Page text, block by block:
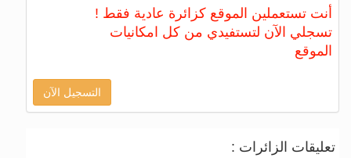
أنت تستعملين الموقع كزائرة عادية فقط !
تسجلي الآن لتستفيدي من كل امكانيات
الموقع
التسجيل الآن
تعليقات الزائرات :